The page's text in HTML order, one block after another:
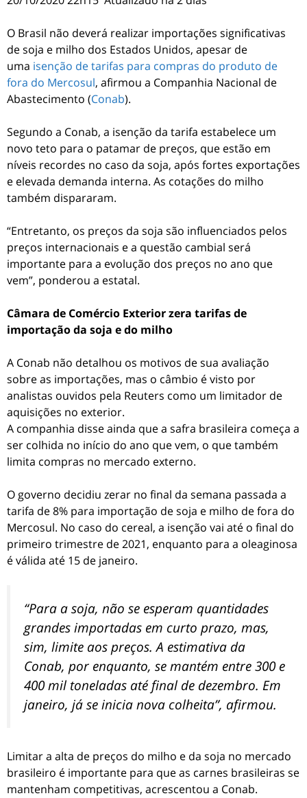
O Brasil não deverá realizar importações significativas
de soja e milho dos Estados Unidos, apesar de
uma isenção de tarifas para compras do produto de
fora do Mercosul, afirmou a Companhia Nacional de
Abastecimento (Conab).
Segundo a Conab, a isenção da tarifa estabelece um
novo teto para o patamar de preços, que estão em
níveis recordes no caso da soja, após fortes exportações
e elevada demanda interna. As cotações do milho
também dispararam.
“Entretanto, os preços da soja são influenciados pelos
preços internacionais e a questão cambial será
importante para a evolução dos preços no ano que
vem”, ponderou a estatal.
Câmara de Comércio Exterior zera tarifas de
importação da soja e do milho
A Conab não detalhou os motivos de sua avaliação
sobre as importações, mas o câmbio é visto por
analistas ouvidos pela Reuters como um limitador de
aquisições no exterior.
A companhia disse ainda que a safra brasileira começa a
ser colhida no início do ano que vem, o que também
limita compras no mercado externo.
O governo decidiu zerar no final da semana passada a
tarifa de 8% para importação de soja e milho de fora do
Mercosul. No caso do cereal, a isenção vai até o final do
primeiro trimestre de 2021, enquanto para a oleaginosa
é válida até 15 de janeiro.
“Para a soja, não se esperam quantidades
grandes importadas em curto prazo, mas,
sim, limite aos preços. A estimativa da
Conab, por enquanto, se mantém entre 300 e
400 mil toneladas até final de dezembro. Em
janeiro, já se inicia nova colheita”, afirmou.
Limitar a alta de preços do milho e da soja no mercado
brasileiro é importante para que as carnes brasileiras se
mantenham competitivas, acrescentou a Conab.